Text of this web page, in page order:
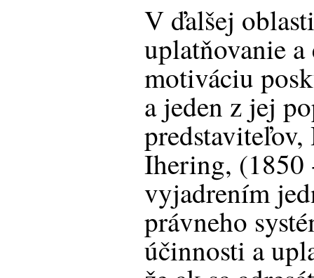
V ďalšej
uplatňovanie
motiváciu
a jeden z jej
Ihering, (1850
vyjadrením
právneho
účinnosti a